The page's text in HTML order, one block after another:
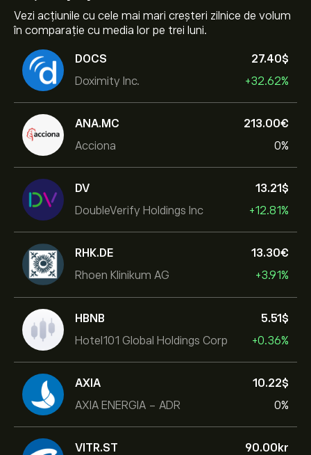
Vezi acțiunile cu cele mai mari creșteri zilnice de volum
în comparație cu media lor pe trei luni.
DOCS
Doximity Inc.
27.40‎$‎
+32.62%
ANA.MC
Acciona
213.00‎€‎
0%
DV
DoubleVerify Holdings Inc
13.21‎$‎
+12.81%
RHK.DE
Rhoen Klinikum AG
13.30‎€‎
+3.91%
HBNB
Hotel101 Global Holdings Corp
5.51‎$‎
+0.36%
AXIA
AXIA ENERGIA - ADR
10.22‎$‎
0%
VITR.ST
90.00‎kr‎